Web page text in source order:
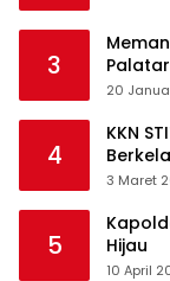
3
20
4
KKN
3 Maret
5
Hijau
10 April